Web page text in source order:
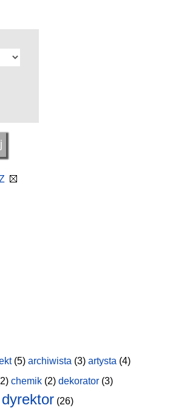
(5) archiwista (3) artysta (4)
chemik (2) dekorator (3)
dyrektor (26)